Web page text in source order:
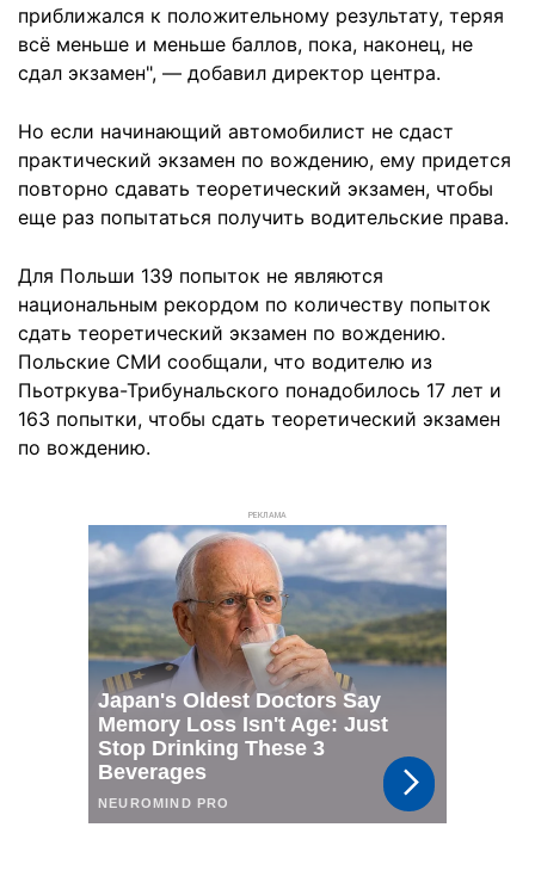
приближался к положительному результату, теряя
всё меньше и меньше баллов, пока, наконец, не
сдал экзамен", — добавил директор центра.
Но если начинающий автомобилист не сдаст
практический экзамен по вождению, ему придется
повторно сдавать теоретический экзамен, чтобы
еще раз попытаться получить водительские права.
Для Польши 139 попыток не являются
национальным рекордом по количеству попыток
сдать теоретический экзамен по вождению.
Польские СМИ сообщали, что водителю из
Пьотркува-Трибунальского понадобилось 17 лет и
163 попытки, чтобы сдать теоретический экзамен
по вождению.
РЕКЛАМА